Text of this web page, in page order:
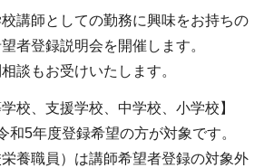
講師としての勤務に興味をお持ちの
者登録説明会を開催します。
談もお受けいたします。
校、支援学校、中学校、小学校】
5年度登録希望の方が対象です。
養職員）は講師希望者登録の対象外